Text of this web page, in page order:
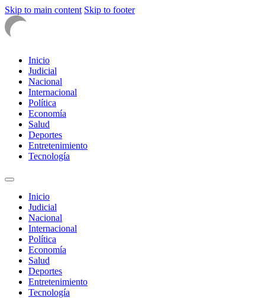
Skip to main content Skip to footer
Inicio
Judicial
Nacional
Internacional
Política
Economía
Salud
Deportes
Entretenimiento
Tecnología
Inicio
Judicial
Nacional
Internacional
Política
Economía
Salud
Deportes
Entretenimiento
Tecnología